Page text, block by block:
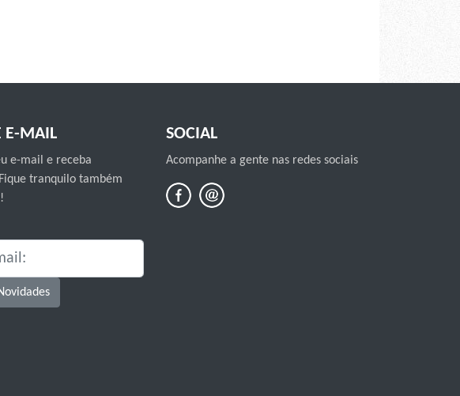
E-MAIL
e-mail e receba
tranquilo também
SOCIAL
Acompanhe a gente nas redes sociais